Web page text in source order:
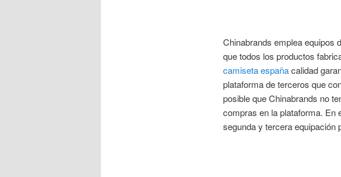
Chinabrands emplea equipos
que todos los productos
camiseta españacalidad
plataforma de terceros que
posible que Chinabrands no
compras en la plataforma. En
segunda y tercera equipación